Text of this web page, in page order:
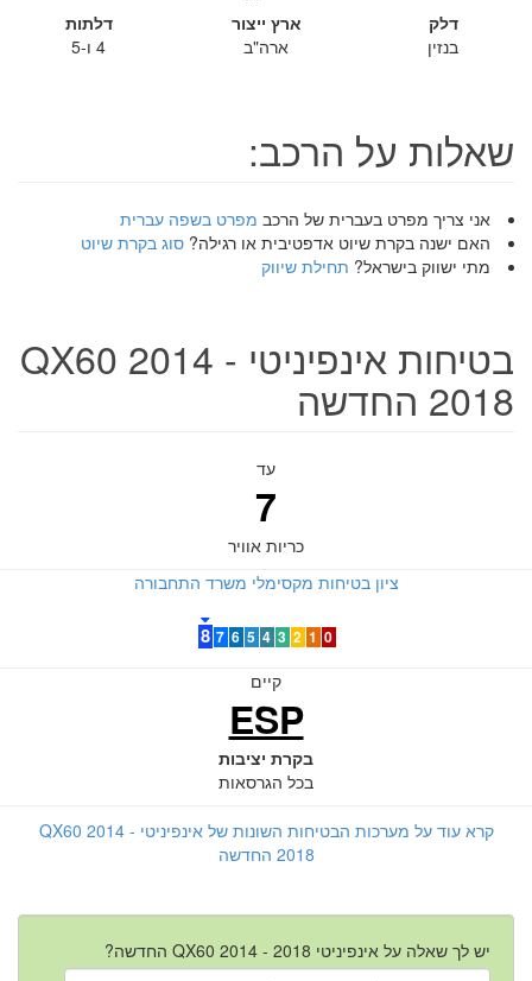
דלק
בנזין
ארץ ייצור
ארה"ב
דלתות
4 ו-5
שאלות על הרכב:
אני צריך מפרט בעברית של הרכב מפרט בשפה עברית
האם ישנה בקרת שיוט אדפטיבית או רגילה? סוג בקרת שיוט
מתי ישווק בישראל? תחילת שיווק
בטיחות אינפיניטי QX60 2014 -
2018 החדשה
עד
7
כריות אוויר
ציון בטיחות מקסימלי משרד התחבורה
0
1
2
3
4
5
6
7
8
קיים
ESP
בקרת יציבות
בכל הגרסאות
קרא עוד על מערכות הבטיחות השונות של אינפיניטי QX60 2014 -
2018 החדשה
יש לך שאלה על אינפיניטי QX60 2014 - 2018 החדשה?